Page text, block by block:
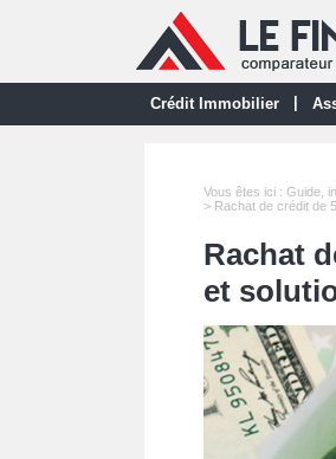
Crédit Immobilier
Vous êtes ici : Guide,
> Rachat de crédit de
Rachat
et